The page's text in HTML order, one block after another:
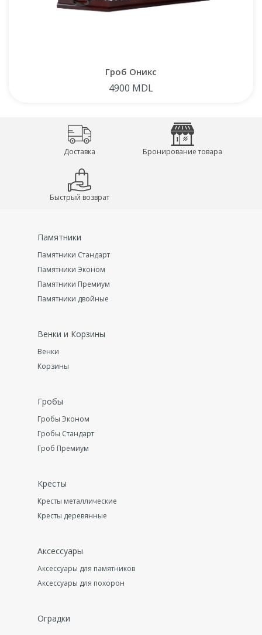
Гроб Оникс
4900 MDL
Доставка Бронирование товара
Быстрый возврат
Памятники
Памятники Стандарт
Памятники Эконом
Памятники Премиум
Памятники двойные
Венки и Корзины
Венки
Корзины
Гробы
Гробы Эконом
Гробы Стандарт
Гроб Премиум
Кресты
Кресты металлические
Кресты деревянные
Аксессуары
Аксессуары для памятников
Аксессуары для похорон
Оградки